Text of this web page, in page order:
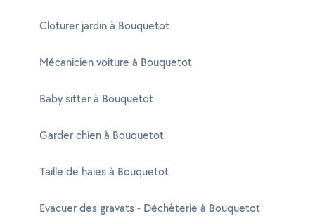
Cloturer jardin à Bouquetot
Mécanicien voiture à Bouquetot
Baby sitter à Bouquetot
Garder chien à Bouquetot
Taille de haies à Bouquetot
Evacuer des gravats - Déchèterie à Bouquetot